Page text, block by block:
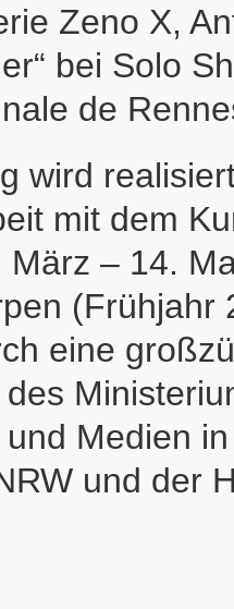
Zeno X,
bei Solo
de
wird
mit dem
März – 14.
(Frühjahr
eine
Medien
und der